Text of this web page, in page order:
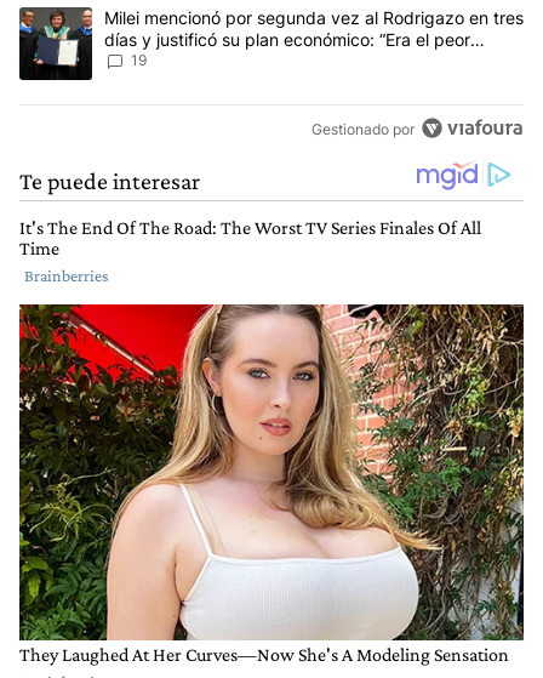
Un artículo de tendencia con el título "Milei mencionó por
Milei mencionó por segunda vez al Rodrigazo en tres
días y justificó su plan económico: “Era el peor
escenario posible”
19
Gestionado por